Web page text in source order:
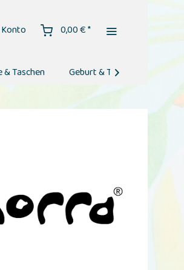
0,00 € *
& Taschen Geburt & Taufe
